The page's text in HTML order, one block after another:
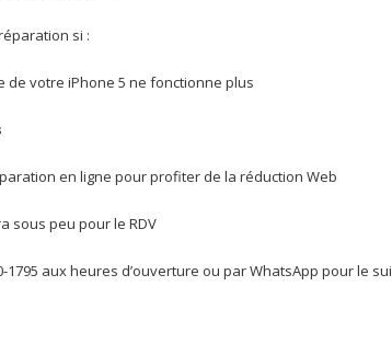
si :
de votre iPhone 5 ne fonctionne plus
en ligne pour profiter de la réduction Web
sous peu pour le RDV
1795 aux heures d’ouverture ou par WhatsApp pour le